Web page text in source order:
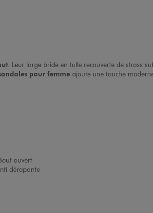
. Leur large bride en tulle recouverte de strass
pour femme ajoute une touche
ouvert
dérapante